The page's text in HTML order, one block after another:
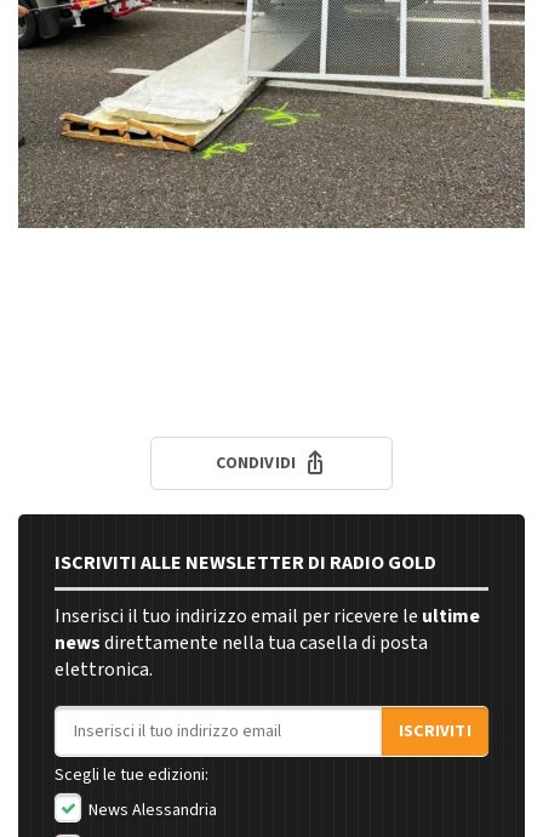
CONDIVIDI
ISCRIVITI ALLE NEWSLETTER DI RADIO GOLD
Inserisci il tuo indirizzo email per ricevere le ultime
newsdirettamente nella tua casella di posta
elettronica.
Indirizzo email
ISCRIVITI
Scegli le tue edizioni:
News Alessandria